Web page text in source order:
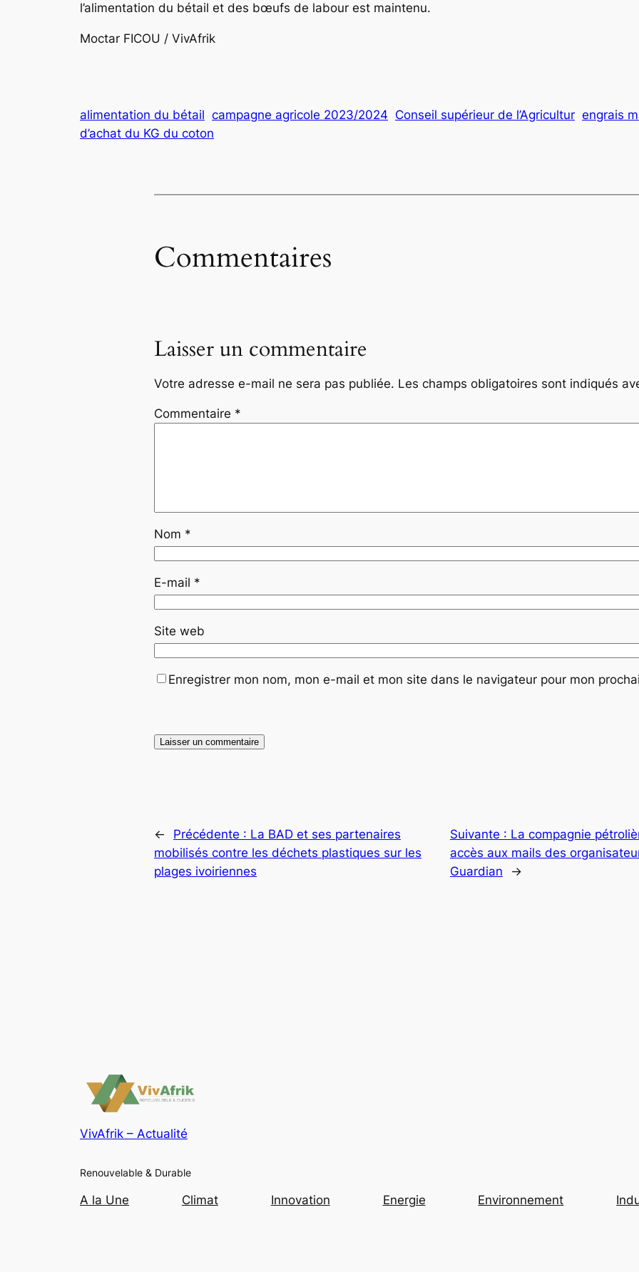
l’alimentation du bétail et des bœufs de labour est maintenu.
Moctar FICOU / VivAfrik
alimentation du bétail campagne agricole 2023/2024 Conseil supérieur de l’Agricultur engrais
d’achat du KG du coton
Commentaires
Laisser un commentaire
Votre adresse e-mail ne sera pas publiée. Les champs obligatoires sont indiqués
Commentaire *
Nom *
E-mail *
Site web
Enregistrer mon nom, mon e-mail et mon site dans le navigateur pour mon
← Précédente : La BAD et ses partenaires
mobilisés contre les déchets plastiques sur les
plages ivoiriennes
Suivante : La compagnie
accès aux mails des
Guardian
→
VivAfrik – Actualité
Renouvelable & Durable
A la Une Climat Innovation Energie Environnement